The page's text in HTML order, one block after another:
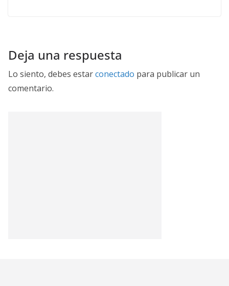
Deja una respuesta
Lo siento, debes estarconectado para publicar un
comentario.